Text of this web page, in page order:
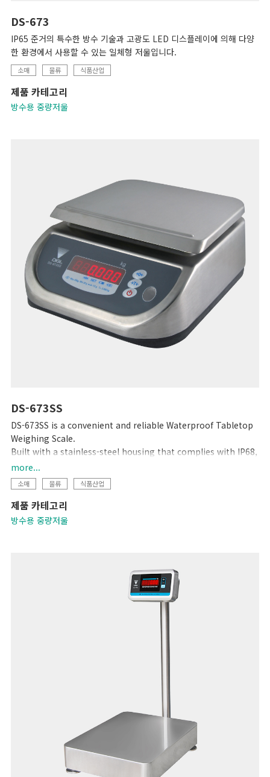
DS-673
IP65 준거의 특수한 방수 기술과 고광도 LED 디스플레이에 의해 다양
한 환경에서 사용할 수 있는 일체형 저울입니다.
소매 물류 식품산업
제품 카테고리
방수용 중량저울
DS-673SS
DS-673SS is a convenient and reliable Waterproof Tabletop
Weighing Scale.
Built with a stainless-steel housing that complies with IP68,
this scale is totally waterproof and washable, making it the
perfect choice for any environment. The bright LED display
ensures accuracy and easy visibility, even in dark or
underwater settings, and its low profile makes loading and
unloading objects faster and easier.
more...
소매 물류 식품산업
제품 카테고리
방수용 중량저울